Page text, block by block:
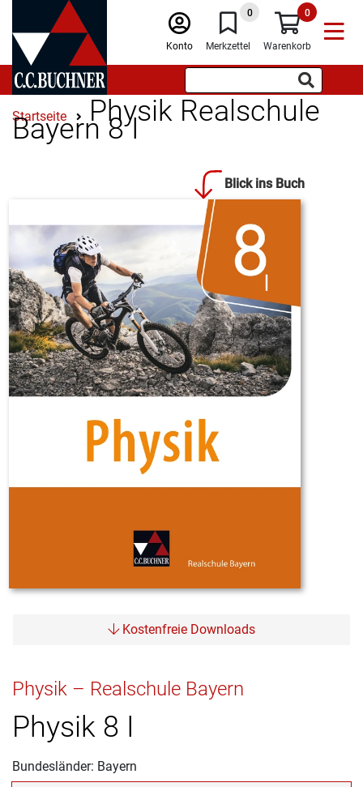
Konto
0
Merkzettel
0
Warenkorb
Startseite Physik Realschule
Bayern 8 I
Blick ins Buch
Kostenfreie Downloads
Physik – Realschule Bayern
Physik 8 I
Bundesländer: Bayern